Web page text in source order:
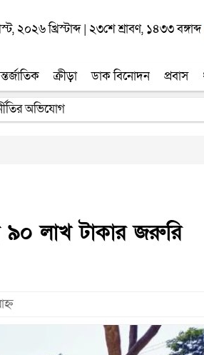
২০২৬ খ্রিস্টাব্দ| ২৩শে শ্রাবণ, ১৪৩৩ বঙ্গাব্দ
ক্রীড়া ডাক বিনোদন প্রবাস
৯০ লাখ টাকার জরুরি